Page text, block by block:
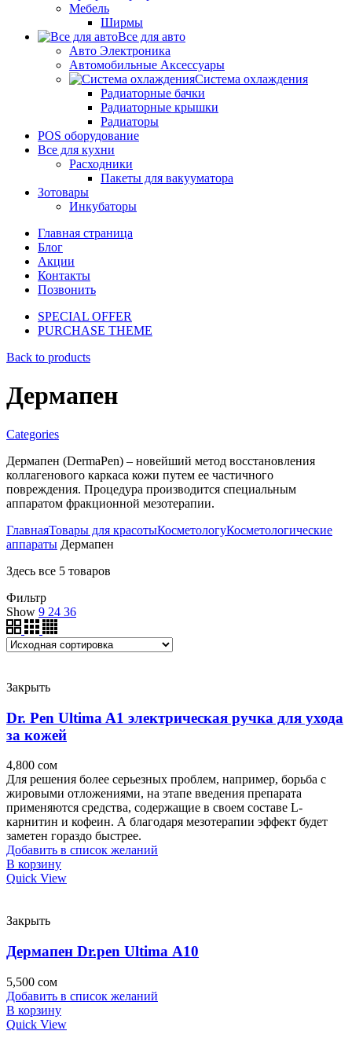
Мебель
Ширмы
Все для авто
Авто Электроника
Автомобильные Аксессуары
Система охлаждения
Радиаторные бачки
Радиаторные крышки
Радиаторы
POS оборудование
Все для кухни
Расходники
Пакеты для вакууматора
Зотовары
Инкубаторы
Главная страница
Блог
Акции
Контакты
Позвонить
SPECIAL OFFER
PURCHASE THEME
Back to products
Дермапен
Categories
Дермапен (DermaPen) – новейший метод восстановления
коллагенового каркаса кожи путем ее частичного
повреждения. Процедура производится специальным
аппаратом фракционной мезотерапии.
ГлавнаяТовары для красотыКосметологуКосметологические
аппараты Дермапен
Здесь все 5 товаров
Фильтр
Show 9 24 36
Закрыть
Dr. Pen Ultima A1 электрическая ручка для ухода
за кожей
4,800 сом
Для решения более серьезных проблем, например, борьба с
жировыми отложениями, на этапе введения препарата
применяются средства, содержащие в своем составе L-
карнитин и кофеин. А благодаря мезотерапии эффект будет
заметен гораздо быстрее.
Добавить в список желаний
В корзину
Quick View
Закрыть
Дермапен Dr.pen Ultima А10
5,500 сом
Добавить в список желаний
В корзину
Quick View